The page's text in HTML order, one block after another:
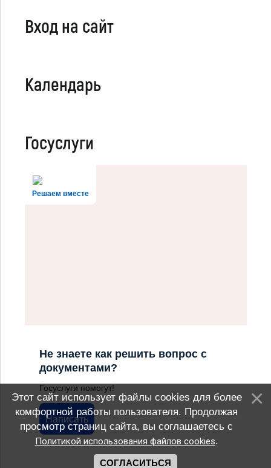
Вход на сайт
Календарь
Госуслуги
Решаем вместе
Не знаете как решить вопрос с
документами?
Госуслуги помогут!
Написать
Этот сайт использует файлы cookies для более
комфортной работы пользователя. Продолжая
просмотр страниц сайта, вы соглашаетесь с
Политикой использования файлов cookies.
СОГЛАСИТЬСЯ